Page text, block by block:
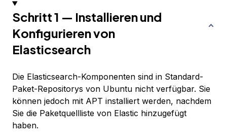
Schritt 1 — Installieren und
Konfigurieren von
Elasticsearch
Die Elasticsearch-Komponenten sind in Standard-
Paket-Repositorys von Ubuntu nicht verfügbar. Sie
können jedoch mit APT installiert werden, nachdem
Sie die Paketquellliste von Elastic hinzugefügt
haben.